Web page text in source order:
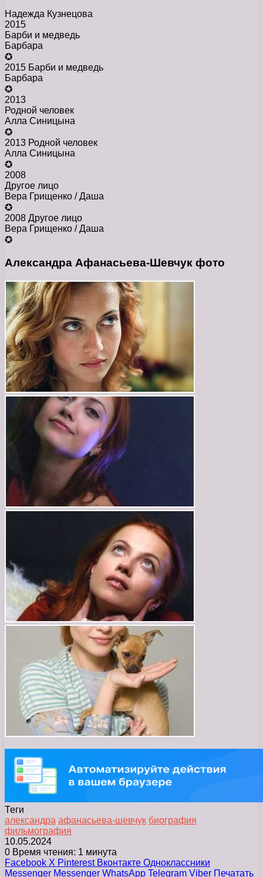
Надежда Кузнецова
2015
Барби и медведь
Барбара
✪
2015 Барби и медведь
Барбара
✪
2013
Родной человек
Алла Синицына
✪
2013 Родной человек
Алла Синицына
✪
2008
Другое лицо
Вера Грищенко / Даша
✪
2008 Другое лицо
Вера Грищенко / Даша
✪
Александра Афанасьева-Шевчук фото
Теги
александра афанасьева-шевчук биография
фильмография
10.05.2024
0 Время чтения: 1 минута
Facebook X Pinterest Вконтакте Одноклассники
Messenger Messenger WhatsApp Telegram Viber Печатать